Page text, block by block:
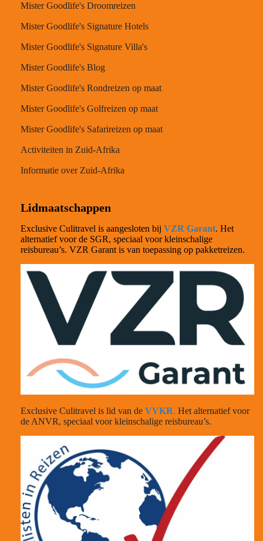
Mister Goodlife's Droomreizen
Mister Goodlife's Signature Hotels
Mister Goodlife's Signature Villa's
Mister Goodlife's Blog
Mister Goodlife's Rondreizen op maat
Mister Goodlife's Golfreizen op maat
Mister Goodlife's Safarireizen op maat
Activiteiten in Zuid-Afrika
Informatie over Zuid-Afrika
Lidmaatschappen
Exclusive Culitravel is aangesloten bij VZR Garant. Het
alternatief voor de SGR, speciaal voor kleinschalige
reisbureau’s. VZR Garant is van toepassing op pakketreizen.
Exclusive Culitravel is lid van de VVKR. Het alternatief voor
de ANVR, speciaal voor kleinschalige reisbureau’s.